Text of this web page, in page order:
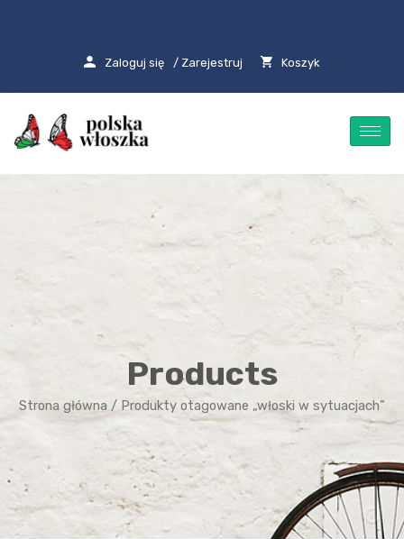
Zaloguj się / Zarejestruj Koszyk
Products
Strona główna / Produkty otagowane „włoski w sytuacjach”